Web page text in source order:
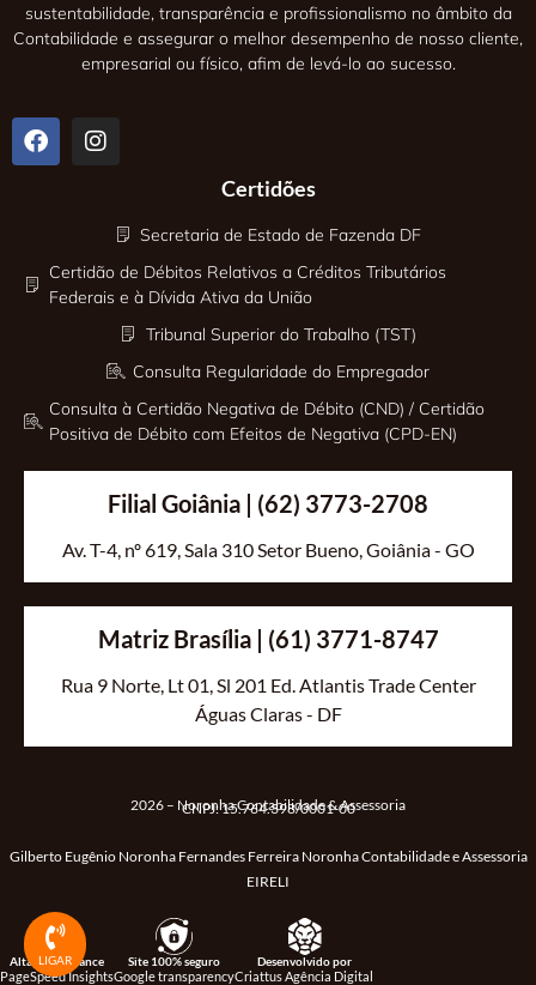
sustentabilidade, transparência e profissionalismo no âmbito da
Contabilidade e assegurar o melhor desempenho de nosso cliente,
empresarial ou físico, afim de levá-lo ao sucesso.
Certidões
Secretaria de Estado de Fazenda DF
Certidão de Débitos Relativos a Créditos Tributários
Federais e à Dívida Ativa da União
Tribunal Superior do Trabalho (TST)
Consulta Regularidade do Empregador
Consulta à Certidão Negativa de Débito (CND) / Certidão
Positiva de Débito com Efeitos de Negativa (CPD-EN)
Filial Goiânia | (62) 3773-2708
Av. T-4, nº 619, Sala 310 Setor Bueno, Goiânia - GO
Matriz Brasília | (61) 3771-8747
Rua 9 Norte, Lt 01, Sl 201 Ed. Atlantis Trade Center
Águas Claras - DF
2026 – Noronha Contabilidade & Assessoria
CNPJ:15.764.398/0001-00
Gilberto Eugênio Noronha Fernandes Ferreira Noronha Contabilidade e Assessoria
EIRELI
Alta performance
PageSpeed Insights
Site 100% seguro
Google transparency
Desenvolvido por
Criattus Agência Digital
LIGAR